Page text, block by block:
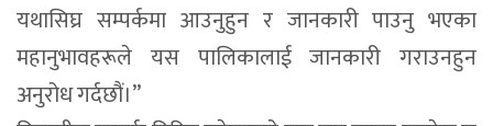
यथासिघ्र सम्पर्कमा आउनुहुन र जानकारी पाउनु भएका
महानुभावहरूले यस पालिकालाई जानकारी गराउनहुन
अनुरोध गर्दछौं।”